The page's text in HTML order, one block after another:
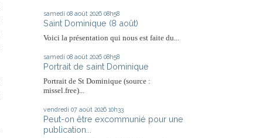
samedi 08 août 2026 08h58
Saint Dominique (8 août)
Voici la présentation qui nous est faite du...
samedi 08 août 2026 08h58
Portrait de saint Dominique
Portrait de St Dominique (source :
missel.free)...
vendredi 07 août 2026 10h33
Peut-on être excommunié pour une
publication...